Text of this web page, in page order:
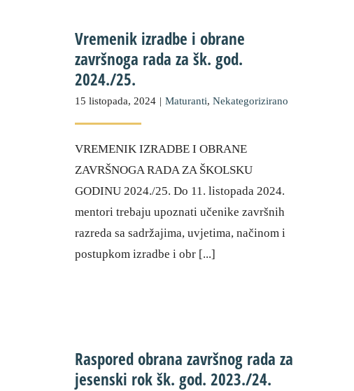
Vremenik izradbe i obrane
završnoga rada za šk. god.
2024./25.
15 listopada, 2024 | Maturanti, Nekategorizirano
VREMENIK IZRADBE I OBRANE
ZAVRŠNOGA RADA ZA ŠKOLSKU
GODINU 2024./25. Do 11. listopada 2024.
mentori trebaju upoznati učenike završnih
razreda sa sadržajima, uvjetima, načinom i
postupkom izradbe i obr [...]
Raspored obrana završnog rada za
jesenski rok šk. god. 2023./24.